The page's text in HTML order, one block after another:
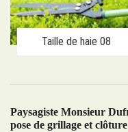
Taille de haie 08
Paysagiste Monsieur
pose de grillage et